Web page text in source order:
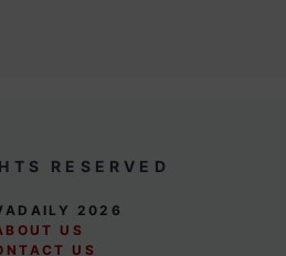
RESERVED
2026
US
US